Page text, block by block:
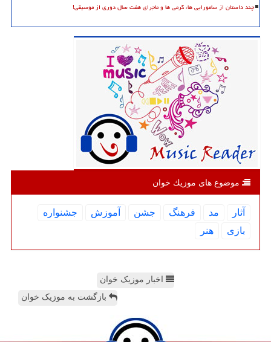
چند داستان از سامورایی ها، گرمی ها و ماجرای هفت سال دوری از موسیقی!
موضوع های موزیك خوان
آثار مد فرهنگ جشن آموزش
جشنواره
بازی
هنر
اخبار موزیک خوان
بازگشت به موزیک خوان